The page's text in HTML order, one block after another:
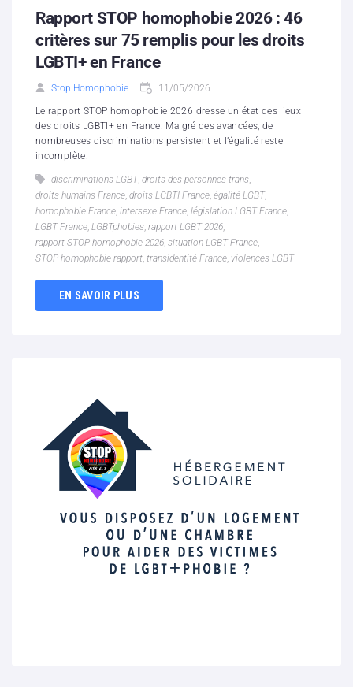
Rapport STOP homophobie 2026 : 46
critères sur 75 remplis pour les droits
LGBTI+ en France
Stop Homophobie 11/05/2026
Le rapport STOP homophobie 2026 dresse un état des lieux
des droits LGBTI+ en France. Malgré des avancées, de
nombreuses discriminations persistent et l’égalité reste
incomplète.
discriminations LGBT, droits des personnes trans,
droits humains France, droits LGBTI France, égalité LGBT,
homophobie France, intersexe France, législation LGBT France,
LGBT France, LGBTphobies, rapport LGBT 2026,
rapport STOP homophobie 2026, situation LGBT France,
STOP homophobie rapport, transidentité France, violences LGBT
EN SAVOIR PLUS